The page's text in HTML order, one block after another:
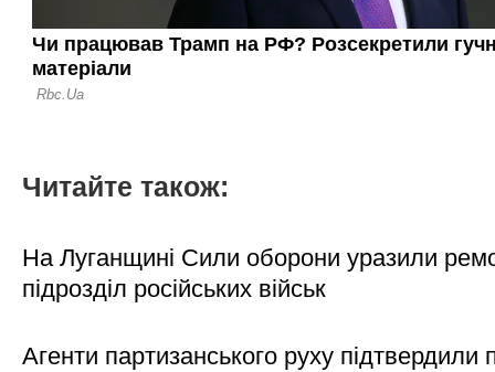
Читайте також:
На Луганщині Сили оборони уразили
підрозділ російських військ
Агенти партизанського руху підтвердили